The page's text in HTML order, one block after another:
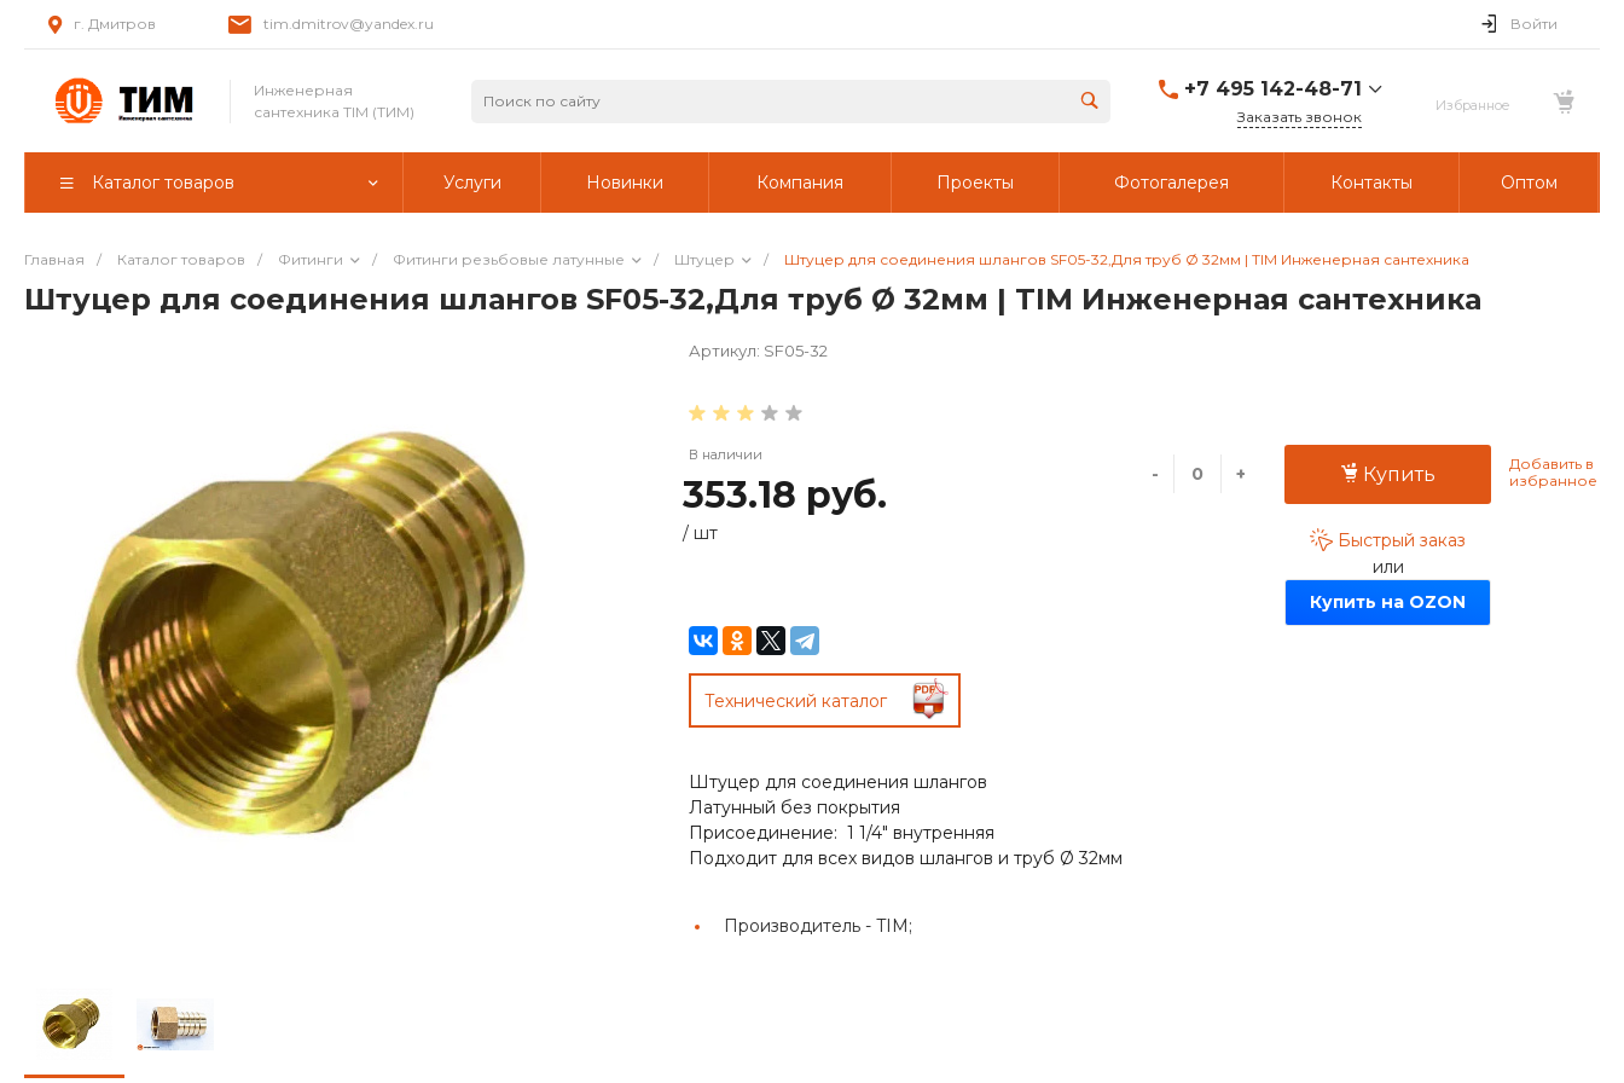
г. Дмитров tim.dmitrov@yandex.ru Войти
Инженерная
сантехника TIM (ТИМ)
+7 495 142-48-71
Заказать звонок
Каталог товаров Услуги Новинки Компания Проекты Фотогалерея Контакты Оптом
Главная / Каталог товаров / Фитинги / Фитинги резьбовые латунные / Штуцер / Штуцер для соединения шлангов SF05-32,Для труб Ø 32мм | TIM Инженерная сантехника
Штуцер для соединения шлангов SF05-32,Для труб Ø 32мм | TIM Инженерная сантехника
Артикул: SF05-32
В наличии
353.18 руб.
/ шт
- + Купить
Быстрый заказ
или
Купить на OZON
Технический каталог
Штуцер для соединения шлангов
Латунный без покрытия
Присоединение: 1 1/4" внутренняя
Подходит для всех видов шлангов и труб Ø 32мм
Производитель - TIM;